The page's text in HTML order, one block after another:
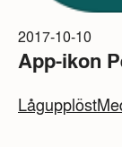
2017-10-10
App-ikon
Lågupplöst